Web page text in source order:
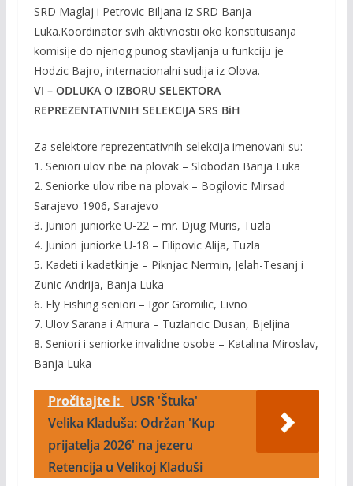
SRD Maglaj i Petrovic Biljana iz SRD Banja
Luka.Koordinator svih aktivnostii oko konstituisanja
komisije do njenog punog stavljanja u funkciju je
Hodzic Bajro, internacionalni sudija iz Olova.
VI – ODLUKA O IZBORU SELEKTORA
REPREZENTATIVNIH SELEKCIJA SRS BiH
Za selektore reprezentativnih selekcija imenovani su:
1. Seniori ulov ribe na plovak – Slobodan Banja Luka
2. Seniorke ulov ribe na plovak – Bogilovic Mirsad
Sarajevo 1906, Sarajevo
3. Juniori juniorke U-22 – mr. Djug Muris, Tuzla
4. Juniori juniorke U-18 – Filipovic Alija, Tuzla
5. Kadeti i kadetkinje – Piknjac Nermin, Jelah-Tesanj i
Zunic Andrija, Banja Luka
6. Fly Fishing seniori – Igor Gromilic, Livno
7. Ulov Sarana i Amura – Tuzlancic Dusan, Bjeljina
8. Seniori i seniorke invalidne osobe – Katalina Miroslav,
Banja Luka
Pročitajte i:
USR 'Štuka'
Velika Kladuša: Održan 'Kup
prijatelja 2026' na jezeru
Retencija u Velikoj Kladuši